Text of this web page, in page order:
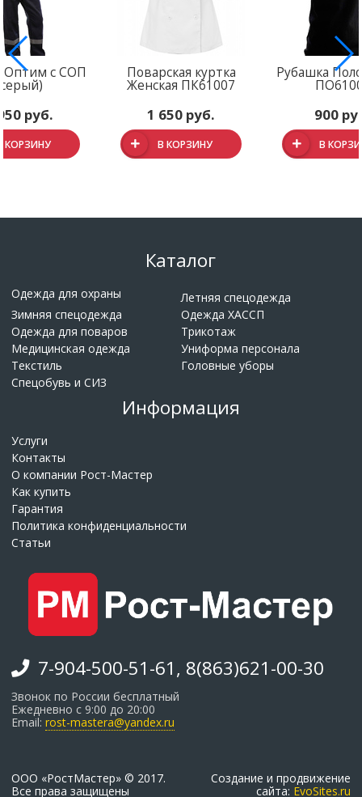
Оптим с СОП
руб.
КОРЗИНУ
Поварская куртка
Женская ПК61007
1 650 руб.
В КОРЗИНУ
Рубашка
900
В
Каталог
Одежда для охраны
Летняя спецодежда
Зимняя спецодежда
Одежда ХАССП
Одежда для поваров
Трикотаж
Медицинская одежда
Униформа персонала
Текстиль
Головные уборы
Спецобувь и СИЗ
Информация
Услуги
Контакты
О компании Рост-Мастер
Как купить
Гарантия
Политика конфиденциальности
Статьи
7-904-500-51-61, 8(863)621-00-30
Звонок по России бесплатный
Ежедневно с 9:00 до 20:00
Email:rost-mastera@yandex.ru
ООО «РостМастер» © 2017.
Все права защищены
Создание и продвижение
сайта: EvoSites.ru